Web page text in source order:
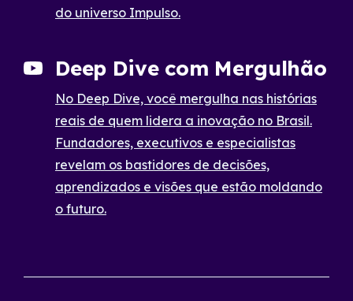
do universo Impulso.
Deep Dive com Mergulhão
No Deep Dive, você mergulha nas histórias
reais de quem lidera a inovação no Brasil.
Fundadores, executivos e especialistas
revelam os bastidores de decisões,
aprendizados e visões que estão moldando
o futuro.